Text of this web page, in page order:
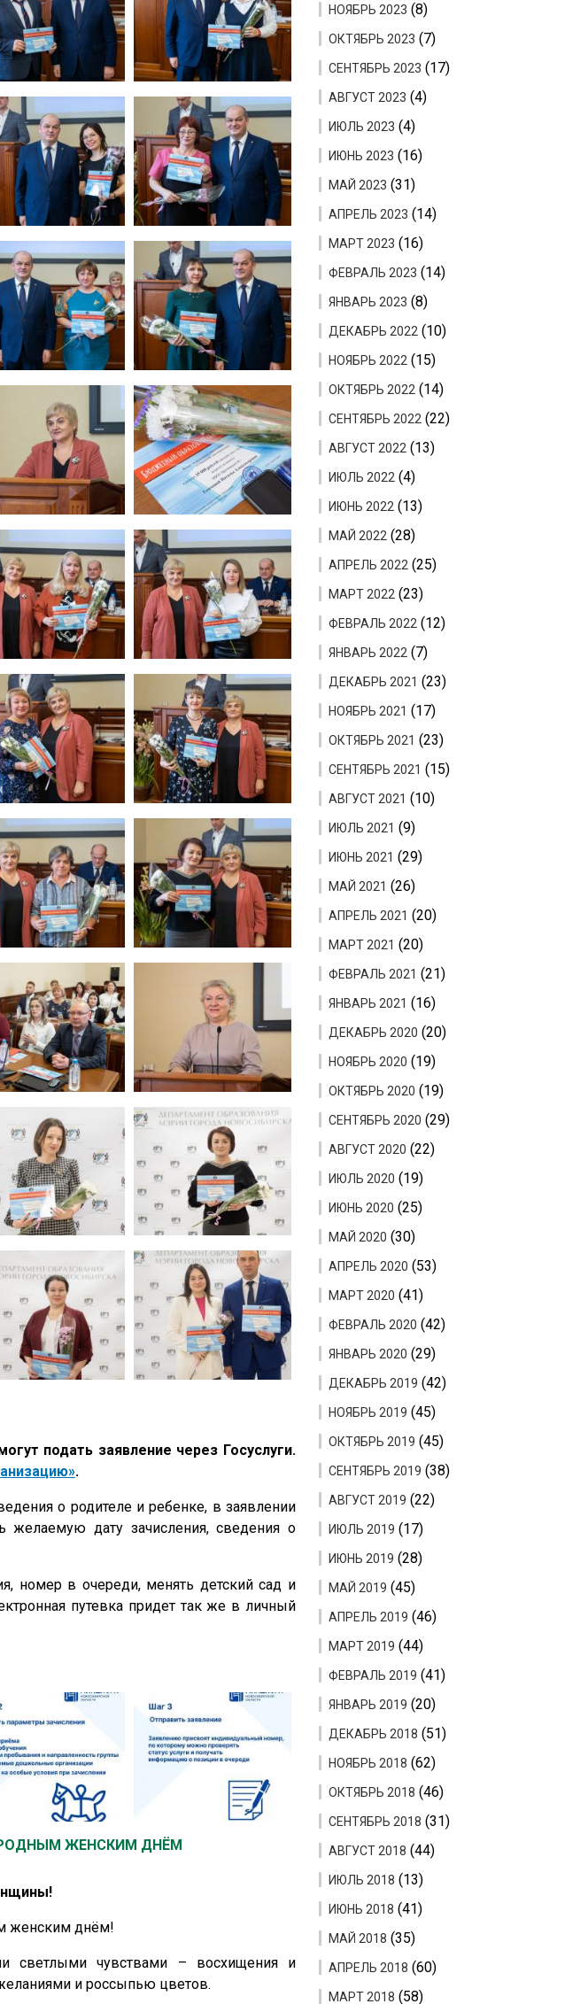
подать заявление через Госуслуги.
.
о родителе и ребенке, в заявлении
желаемую дату зачисления, сведения о
номер в очереди, менять детский сад и
путевка придет так же в личный
ЖЕНСКИМ ДНЁМ
женским днём!
светлыми чувствами – восхищения и
и россыпью цветов.
НОЯБРЬ 2023 (8)
ОКТЯБРЬ 2023 (7)
СЕНТЯБРЬ 2023 (17)
АВГУСТ 2023 (4)
ИЮЛЬ 2023 (4)
ИЮНЬ 2023 (16)
МАЙ 2023 (31)
АПРЕЛЬ 2023 (14)
МАРТ 2023 (16)
ФЕВРАЛЬ 2023 (14)
ЯНВАРЬ 2023 (8)
ДЕКАБРЬ 2022 (10)
НОЯБРЬ 2022 (15)
ОКТЯБРЬ 2022 (14)
СЕНТЯБРЬ 2022 (22)
АВГУСТ 2022 (13)
ИЮЛЬ 2022 (4)
ИЮНЬ 2022 (13)
МАЙ 2022 (28)
АПРЕЛЬ 2022 (25)
МАРТ 2022 (23)
ФЕВРАЛЬ 2022 (12)
ЯНВАРЬ 2022 (7)
ДЕКАБРЬ 2021 (23)
НОЯБРЬ 2021 (17)
ОКТЯБРЬ 2021 (23)
СЕНТЯБРЬ 2021 (15)
АВГУСТ 2021 (10)
ИЮЛЬ 2021 (9)
ИЮНЬ 2021 (29)
МАЙ 2021 (26)
АПРЕЛЬ 2021 (20)
МАРТ 2021 (20)
ФЕВРАЛЬ 2021 (21)
ЯНВАРЬ 2021 (16)
ДЕКАБРЬ 2020 (20)
НОЯБРЬ 2020 (19)
ОКТЯБРЬ 2020 (19)
СЕНТЯБРЬ 2020 (29)
АВГУСТ 2020 (22)
ИЮЛЬ 2020 (19)
ИЮНЬ 2020 (25)
МАЙ 2020 (30)
АПРЕЛЬ 2020 (53)
МАРТ 2020 (41)
ФЕВРАЛЬ 2020 (42)
ЯНВАРЬ 2020 (29)
ДЕКАБРЬ 2019 (42)
НОЯБРЬ 2019 (45)
ОКТЯБРЬ 2019 (45)
СЕНТЯБРЬ 2019 (38)
АВГУСТ 2019 (22)
ИЮЛЬ 2019 (17)
ИЮНЬ 2019 (28)
МАЙ 2019 (45)
АПРЕЛЬ 2019 (46)
МАРТ 2019 (44)
ФЕВРАЛЬ 2019 (41)
ЯНВАРЬ 2019 (20)
ДЕКАБРЬ 2018 (51)
НОЯБРЬ 2018 (62)
ОКТЯБРЬ 2018 (46)
СЕНТЯБРЬ 2018 (31)
АВГУСТ 2018 (44)
ИЮЛЬ 2018 (13)
ИЮНЬ 2018 (41)
МАЙ 2018 (35)
АПРЕЛЬ 2018 (60)
МАРТ 2018 (58)